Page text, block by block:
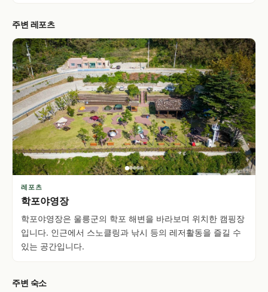
주변 레포츠
레포츠
학포야영장
학포야영장은 울릉군의 학포 해변을 바라보며 위치한 캠핑장
입니다. 인근에서 스노클링과 낚시 등의 레저활동을 즐길 수
있는 공간입니다.
주변 숙소